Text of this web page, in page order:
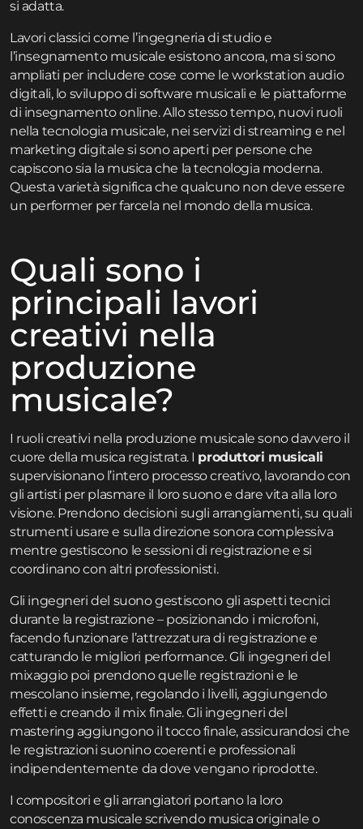
si adatta.
Lavori classici come l’ingegneria di studio e
l’insegnamento musicale esistono ancora, ma si sono
ampliati per includere cose come le workstation audio
digitali, lo sviluppo di software musicali e le piattaforme
di insegnamento online. Allo stesso tempo, nuovi ruoli
nella tecnologia musicale, nei servizi di streaming e nel
marketing digitale si sono aperti per persone che
capiscono sia la musica che la tecnologia moderna.
Questa varietà significa che qualcuno non deve essere
un performer per farcela nel mondo della musica.
Quali sono i
principali lavori
creativi nella
produzione
musicale?
I ruoli creativi nella produzione musicale sono davvero il
cuore della musica registrata. I produttori musicali
supervisionano l’intero processo creativo, lavorando con
gli artisti per plasmare il loro suono e dare vita alla loro
visione. Prendono decisioni sugli arrangiamenti, su quali
strumenti usare e sulla direzione sonora complessiva
mentre gestiscono le sessioni di registrazione e si
coordinano con altri professionisti.
Gli ingegneri del suono gestiscono gli aspetti tecnici
durante la registrazione – posizionando i microfoni,
facendo funzionare l’attrezzatura di registrazione e
catturando le migliori performance. Gli ingegneri del
mixaggio poi prendono quelle registrazioni e le
mescolano insieme, regolando i livelli, aggiungendo
effetti e creando il mix finale. Gli ingegneri del
mastering aggiungono il tocco finale, assicurandosi che
le registrazioni suonino coerenti e professionali
indipendentemente da dove vengano riprodotte.
I compositori e gli arrangiatori portano la loro
conoscenza musicale scrivendo musica originale o